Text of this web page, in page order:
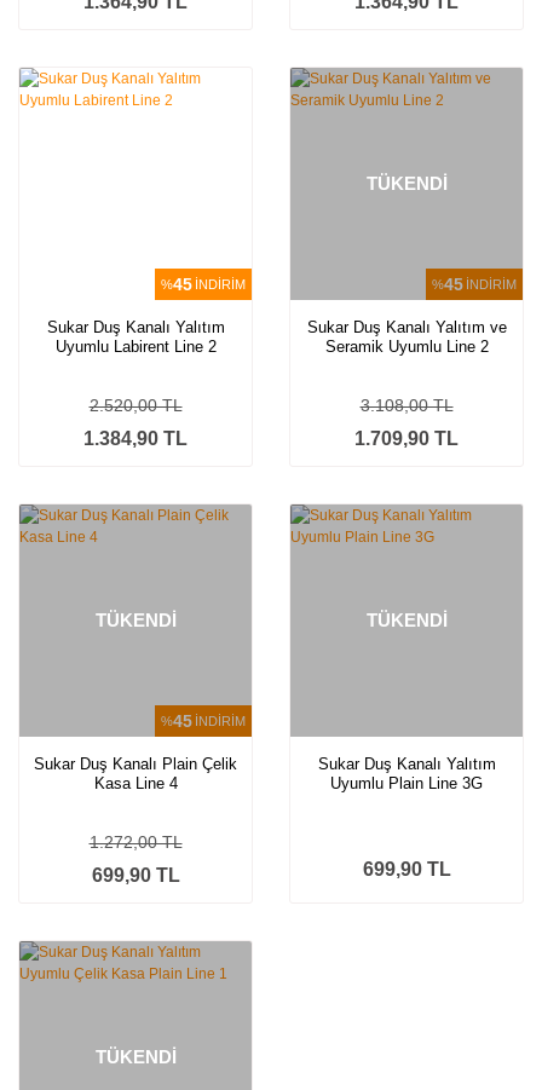
%45 İNDİRİM
Sukar Duş Kanalı Yalıtım
Uyumlu Labirent Line 2
1.384,90 TL
2.520,00 TL
%45 İNDİRİM
TÜKENDİ
Sukar Duş Kanalı Yalıtım ve
Seramik Uyumlu Line 2
1.709,90 TL
3.108,00 TL
%45 İNDİRİM
TÜKENDİ
Sukar Duş Kanalı Plain Çelik
Kasa Line 4
699,90 TL
1.272,00 TL
TÜKENDİ
Sukar Duş Kanalı Yalıtım
Uyumlu Plain Line 3G
699,90 TL
TÜKENDİ